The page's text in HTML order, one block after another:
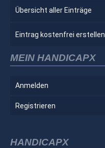
Übersicht aller Einträge
Eintrag kostenfrei erstellen
MEIN HANDICAPX
Anmelden
Registrieren
HANDICAPX